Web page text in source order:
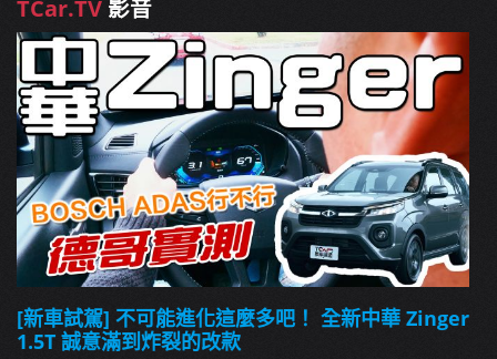
TCar.TV 影音
[新車試駕] 不可能進化這麼多吧！ 全新中華 Zinger
1.5T 誠意滿到炸裂的改款